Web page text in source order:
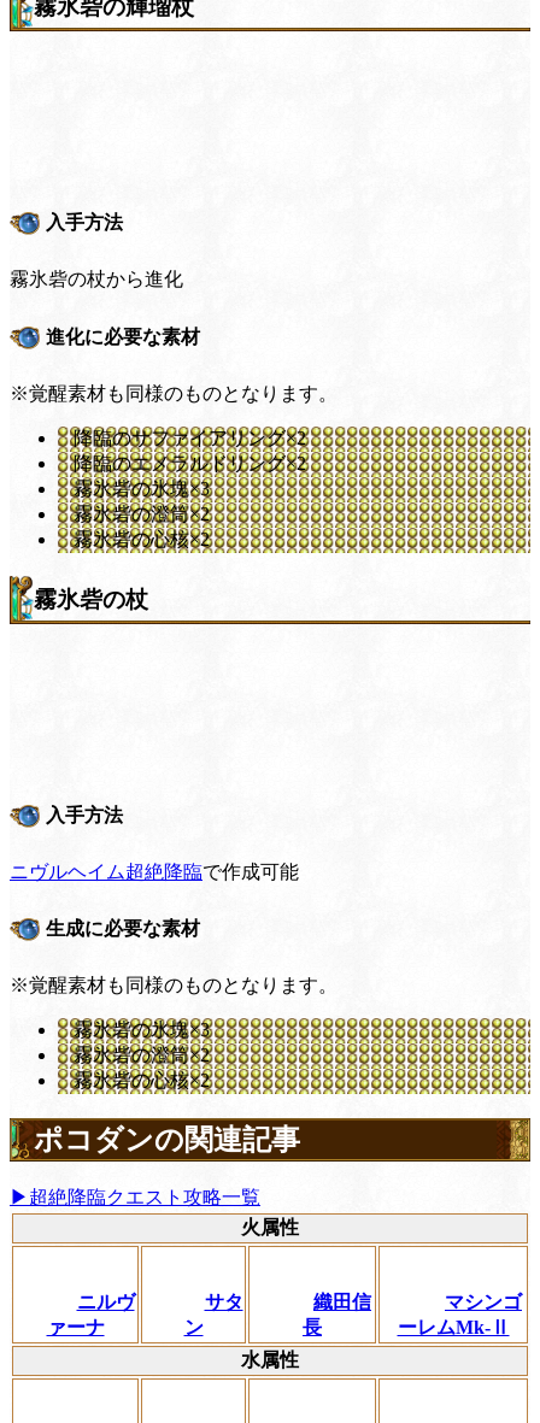
霧氷砦の輝瑠杖
入手方法
霧氷砦の杖から進化
進化に必要な素材
※覚醒素材も同様のものとなります。
降臨のサファイアリング×2
降臨のエメラルドリング×2
霧氷砦の氷塊×3
霧氷砦の澄筒×2
霧氷砦の心核×2
霧氷砦の杖
入手方法
ニヴルヘイム超絶降臨で作成可能
生成に必要な素材
※覚醒素材も同様のものとなります。
霧氷砦の氷塊×3
霧氷砦の澄筒×2
霧氷砦の心核×2
ポコダンの関連記事
▶超絶降臨クエスト攻略一覧
火属性
ニルヴ
ァーナ
サタ
ン
織田信
長
マシンゴ
ーレムMk‐Ⅱ
水属性